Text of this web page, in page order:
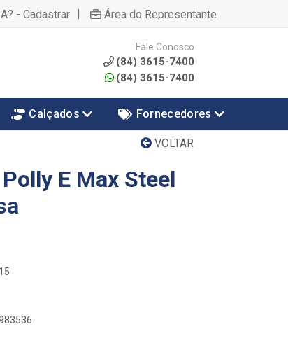
- Cadastrar | Área do Representante
Fale Conosco
(84) 3615-7400
(84) 3615-7400
Calçados Fornecedores
VOLTAR
E Max Steel